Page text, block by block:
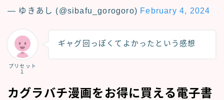
— ゆきあし (@sibafu_gorogoro) February 4, 2024
プリセット
１
ギャグ回っぽくてよかったという感想
カグラバチ漫画をお得に買える電子書